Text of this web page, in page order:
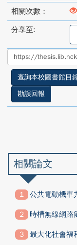
相關次數：
分享至:
分
至
查詢本校圖書館目
勘誤回報
相關論文
公共電動機車
時槽無線網路
最大化社會福